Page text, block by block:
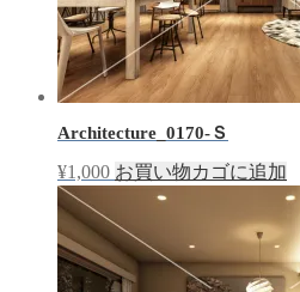
Architecture_0170-Ｓ
¥1,000 お買い物カゴに追加